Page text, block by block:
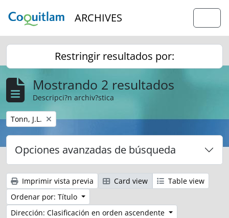
ARCHIVES
Restringir resultados por:
Mostrando 2 resultados
Descripci?n archiv?stica
Remove filter:
Tonn, J.L.
Opciones avanzadas de búsqueda
Imprimir vista previa Card view
Table view
Ordenar por: Título
Dirección: Clasificación en orden ascendente